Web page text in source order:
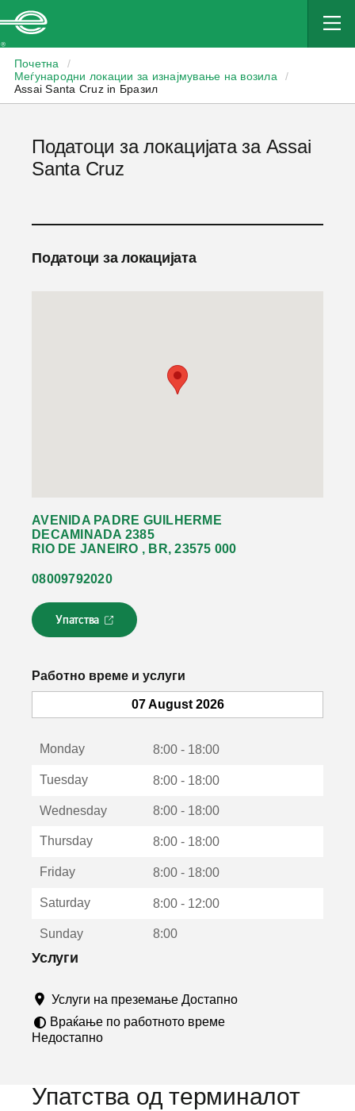
Почетна
/
Меѓународни локации за изнајмување на возила
/
Assai Santa Cruz in Бразил
Податоци за локацијата за Assai
Santa Cruz
Податоци за локацијата
AVENIDA PADRE GUILHERME
DECAMINADA 2385
RIO DE JANEIRO , BR, 23575 000
08009792020
Упатства
Л
и
к
с
о
р
Работно време и услуги
07 August 2026
Monday 8:00 - 18:00
Tuesday 8:00 - 18:00
Wednesday 8:00 - 18:00
Thursday 8:00 - 18:00
Friday 8:00 - 18:00
Saturday 8:00 - 12:00
Sunday 8:00
Услуги
Услуги на преземање Достапно
Враќање по работното време
Недостапно
Упатства од терминалот